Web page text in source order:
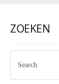
ZOEKEN